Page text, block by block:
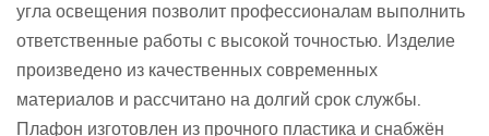
угла освещения позволит профессионалам выполнить
ответственные работы с высокой точностью. Изделие
произведено из качественных современных
материалов и рассчитано на долгий срок службы.
Плафон изготовлен из прочного пластика и снабжён